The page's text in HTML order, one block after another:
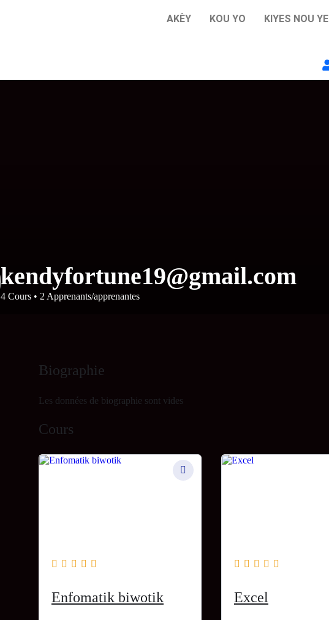
AKÈY KOU YO KIYES NOU YE
kendyfortune19@gmail.com
4 Cours • 2 Apprenants/apprenantes
Biographie
Les données de biographie sont vides
Cours
Enfomatik biwotik Excel